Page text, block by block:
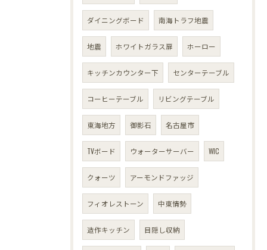
ダイニングボード 南海トラフ地震
地震 ホワイトガラス扉 ホーロー
キッチンカウンター下 センターテーブル
コーヒーテーブル リビングテーブル
東海地方 御影石 名古屋市
TVボード ウォーターサーバー WIC
クォーツ アーモンドファッジ
フィオレストーン 中東情勢
造作キッチン 目隠し収納